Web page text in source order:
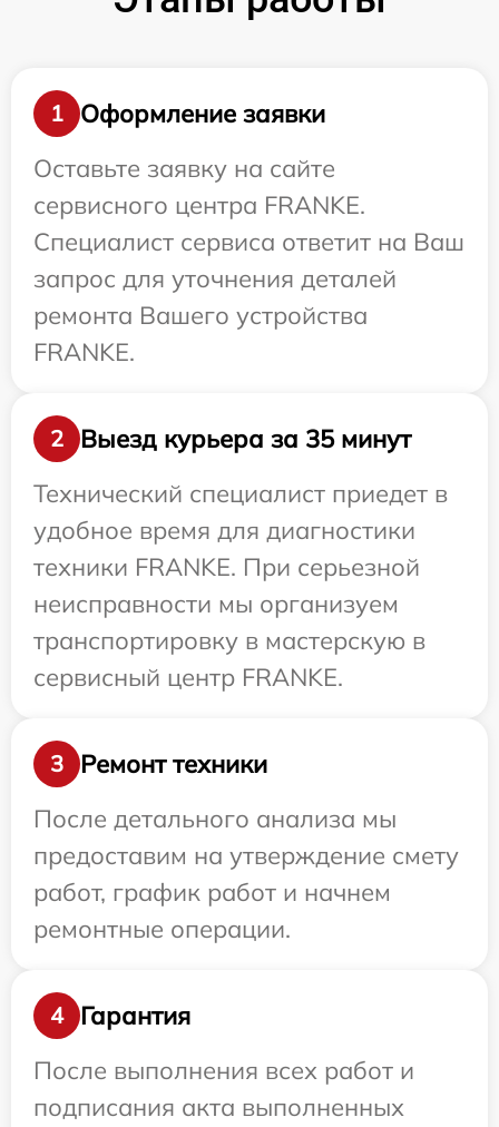
1
Оформление заявки
Оставьте заявку на сайте
сервисного центра FRANKE.
Специалист сервиса ответит на Ваш
запрос для уточнения деталей
ремонта Вашего устройства
FRANKE.
2
Выезд курьера за 35 минут
Технический специалист приедет в
удобное время для диагностики
техники FRANKE. При серьезной
неисправности мы организуем
транспортировку в мастерскую в
сервисный центр FRANKE.
3
Ремонт техники
После детального анализа мы
предоставим на утверждение смету
работ, график работ и начнем
ремонтные операции.
4
Гарантия
После выполнения всех работ и
подписания акта выполненных